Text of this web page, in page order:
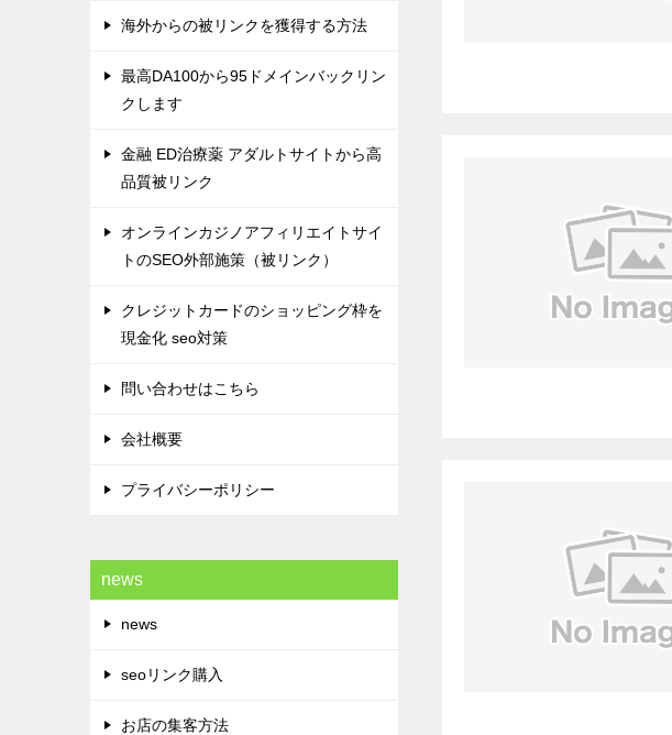
海外からの被リンクを獲得する方法
最高DA100から95ドメインバックリン
クします
金融 ED治療薬 アダルトサイトから高
品質被リンク
オンラインカジノアフィリエイトサイ
トのSEO外部施策（被リンク）
クレジットカードのショッピング枠を
現金化 seo対策
問い合わせはこちら
会社概要
プライバシーポリシー
news
news
seoリンク購入
お店の集客方法